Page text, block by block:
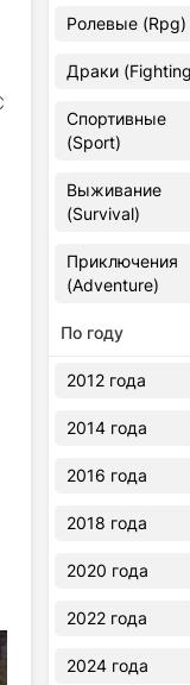
Forza
2021
V Rising
2024
Ролевые (Rpg)
Драки
Спортивные
(Sport)
Выживание
(Survival)
Приключения
(Adventure)
По году
2012 года
2014 года
2016 года
2018 года
2020 года
2022 года
2024 года